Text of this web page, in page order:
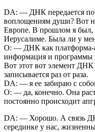
DA: — ДНК передается по
воплощениям души? Вот
Европе. В прошлом я был,
Иерусалиме. Была ли у
О: — ДНК как платформа-
информация и программы
Вот этот вот элемент
записывается раз от раза.
DA: — я ее забираю с
О: — да, конечно. Она
постоянно происходит
DA: — Хорошо. А связь
серединке у нас,